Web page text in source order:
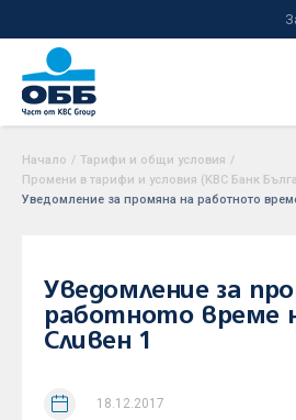
Начало / Тарифи и общи условия /
Промени в тарифи и условия (KBC Банк
Уведомление за промяна на работното
Уведомление за
работното време
Сливен 1
18.12.2017